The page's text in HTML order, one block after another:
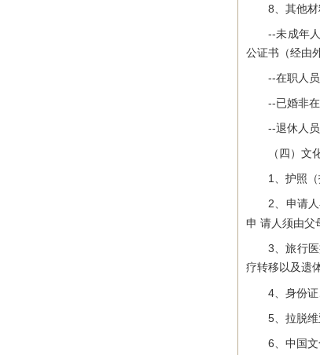
8、其他材
--未成年人
公证书（经由
--在职人员须
--已婚非在职
--退休人员
（四）文化
1、护照（护
2、申请人
申 请人须由父
3、旅行医疗
疗转移以及遗
4、身份证、
5、拉脱维亚
6、中国文化